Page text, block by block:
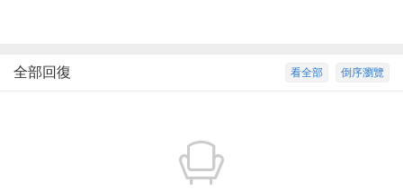
倒序瀏覽
看全部
全部回復